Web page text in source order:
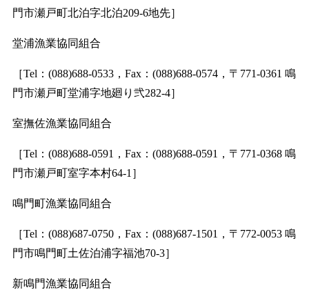
門市瀬戸町北泊字北泊209-6地先］
堂浦漁業協同組合
［Tel：(088)688-0533，Fax：(088)688-0574，〒771-0361 鳴
門市瀬戸町堂浦字地廻り弐282-4］
室撫佐漁業協同組合
［Tel：(088)688-0591，Fax：(088)688-0591，〒771-0368 鳴
門市瀬戸町室字本村64-1］
鳴門町漁業協同組合
［Tel：(088)687-0750，Fax：(088)687-1501，〒772-0053 鳴
門市鳴門町土佐泊浦字福池70-3］
新鳴門漁業協同組合